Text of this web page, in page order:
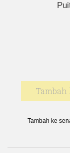
Tambah ke